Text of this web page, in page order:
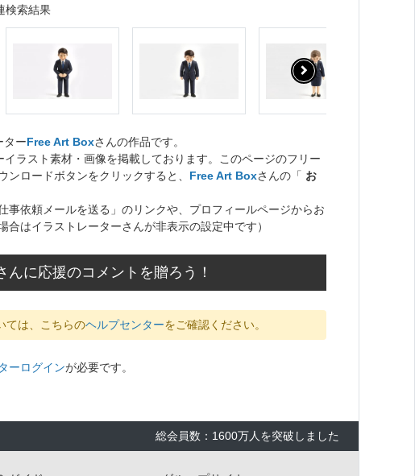
検索結果
ターFree Art Boxさんの作品です。
ラスト素材・画像を掲載しております。このページのフリー
ンロードボタンをクリックすると、 Free Art Boxさんの「 お
事依頼メールを送る」のリンクや、プロフィールページからお
はイラストレーターさんが非表示の設定中です）
に応援のコメントを贈ろう！
ては、こちらのヘルプセンターをご確認ください。
ーログインが必要です。
総会員数：1600万人を突破しました